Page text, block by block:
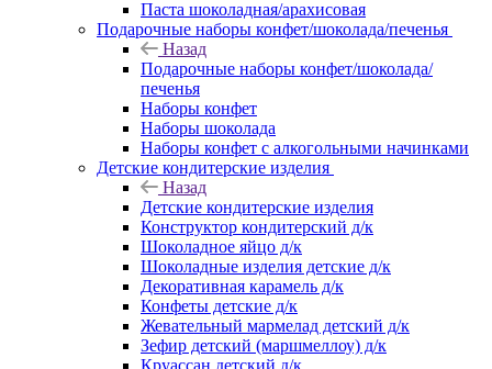
Паста шоколадная/арахисовая
Подарочные наборы конфет/шоколада/печенья
Назад
Подарочные наборы конфет/шоколада/
печенья
Наборы конфет
Наборы шоколада
Наборы конфет с алкогольными начинками
Детские кондитерские изделия
Назад
Детские кондитерские изделия
Конструктор кондитерский д/к
Шоколадное яйцо д/к
Шоколадные изделия детские д/к
Декоративная карамель д/к
Конфеты детские д/к
Жевательный мармелад детский д/к
Зефир детский (маршмеллоу) д/к
Круассан детский д/к